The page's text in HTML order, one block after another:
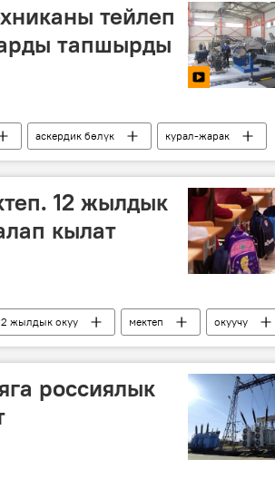
тейлеп
тапшырды
аскердик бөлүк
курал-жарак
12 жылдык
кылат
жылдык окуу мектеп
окуучу
россиялык